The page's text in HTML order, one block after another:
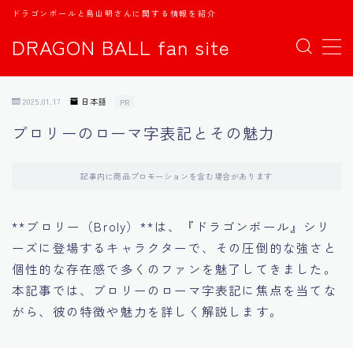
DRAGON BALL fan site
ドラゴンボールと鳥山明さんに関する情報を紹介
MENU
中文
Español
2025.01.17 日本語 PR
ブロリーのローマ字表記とその魅力
記事内に商品プロモーションを含む場合があります
**ブロリー（Broly）**は、『ドラゴンボール』シリ
ーズに登場するキャラクターで、その圧倒的な強さと
個性的な存在感で多くのファンを魅了してきました。
本記事では、ブロリーのローマ字表記に焦点を当てな
がら、彼の特徴や魅力を詳しく解説します。